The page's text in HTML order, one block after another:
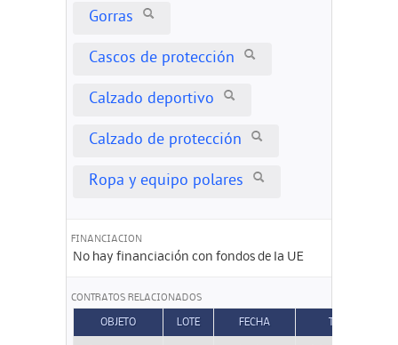
Gorras
Cascos de protección
Calzado deportivo
Calzado de protección
Ropa y equipo polares
FINANCIACION
No hay financiación con fondos de la UE
CONTRATOS RELACIONADOS
OBJETO LOTE FECHA